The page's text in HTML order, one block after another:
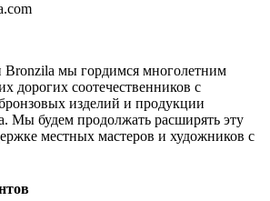
мы гордимся многолетним
дорогих соотечественников с
изделий и продукции
Мы будем продолжать расширять эту
местных мастеров и художников с